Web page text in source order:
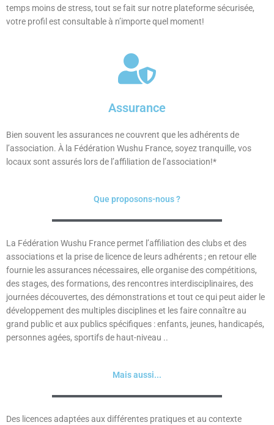
temps moins de stress, tout se fait sur notre plateforme sécurisée,
votre profil est consultable à n’importe quel moment!
Assurance
Bien souvent les assurances ne couvrent que les adhérents de
l’association. À la Fédération Wushu France, soyez tranquille, vos
locaux sont assurés lors de l’affiliation de l’association!*
Que proposons-nous ?
La Fédération Wushu France permet l’affiliation des clubs et des
associations et la prise de licence de leurs adhérents ; en retour elle
fournie les assurances nécessaires, elle organise des compétitions,
des stages, des formations, des rencontres interdisciplinaires, des
journées découvertes, des démonstrations et tout ce qui peut aider le
développement des multiples disciplines et les faire connaître au
grand public et aux publics spécifiques : enfants, jeunes, handicapés,
personnes agées, sportifs de haut-niveau ..
Mais aussi...
Des licences adaptées aux différentes pratiques et au contexte